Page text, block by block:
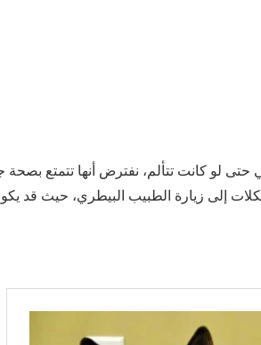
لو كانت تتألم، نفترض أنها تتمتع بصحة
إلى زيارة الطبيب البيطري، حيث قد